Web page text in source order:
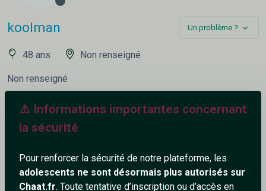
⚠️ Informations importantes concernant
la sécurité
Pour renforcer la sécurité de notre plateforme, les
adolescents ne sont désormais plus autorisés sur
Chaat.fr. Toute tentative d’inscription ou d’accès en
koolman Un problème ?
48 ans Non renseigné
Non renseigné
301+
Ajouter un commentaire (0) Tchatter